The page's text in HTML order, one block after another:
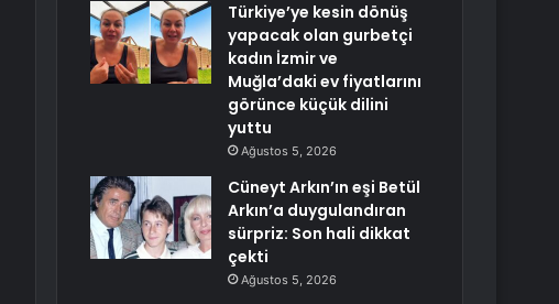
Türkiye’ye kesin dönüş
yapacak olan gurbetçi
kadın İzmir ve
Muğla’daki ev fiyatlarını
görünce küçük dilini
yuttu
Ağustos 5, 2026
Cüneyt Arkın’ın eşi Betül
Arkın’a duygulandıran
sürpriz: Son hali dikkat
çekti
Ağustos 5, 2026